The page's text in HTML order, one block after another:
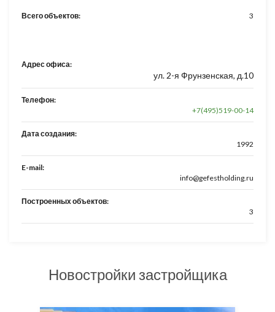
Всего объектов: 3
Адрес офиса:
ул. 2-я Фрунзенская, д.10
Телефон:
+7(495)519-00-14
Дата создания:
1992
E-mail:
info@gefestholding.ru
Построенных объектов:
3
Новостройки застройщика